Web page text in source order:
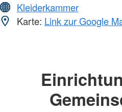
Kleiderkammer
Karte: Link zur Google